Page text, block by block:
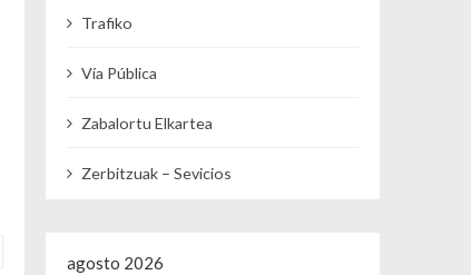
Trafiko
Vía Pública
Zabalortu Elkartea
Zerbitzuak – Sevicios
agosto 2026